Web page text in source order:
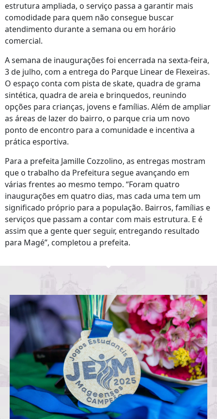
estrutura ampliada, o serviço passa a garantir mais
comodidade para quem não consegue buscar
atendimento durante a semana ou em horário
comercial.
A semana de inaugurações foi encerrada na sexta-feira,
3 de julho, com a entrega do Parque Linear de Flexeiras.
O espaço conta com pista de skate, quadra de grama
sintética, quadra de areia e brinquedos, reunindo
opções para crianças, jovens e famílias. Além de ampliar
as áreas de lazer do bairro, o parque cria um novo
ponto de encontro para a comunidade e incentiva a
prática esportiva.
Para a prefeita Jamille Cozzolino, as entregas mostram
que o trabalho da Prefeitura segue avançando em
várias frentes ao mesmo tempo. “Foram quatro
inaugurações em quatro dias, mas cada uma tem um
significado próprio para a população. Bairros, famílias e
serviços que passam a contar com mais estrutura. E é
assim que a gente quer seguir, entregando resultado
para Magé”, completou a prefeita.